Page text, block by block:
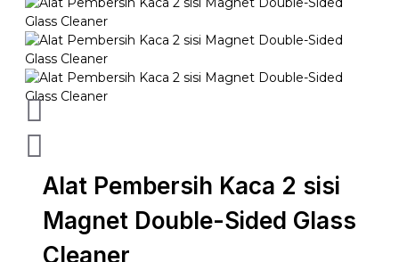
Alat Pembersih Kaca 2 sisi
Magnet Double-Sided Glass
Cleaner